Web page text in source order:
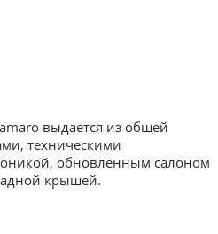
выдается из общей
техническими
обновленным салоном
крышей.